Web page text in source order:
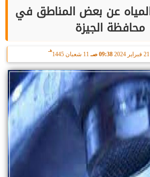
عن بعض المناطق في
محافظة الجيزة
09:38 صـ 11 شعبان 1445
هـ